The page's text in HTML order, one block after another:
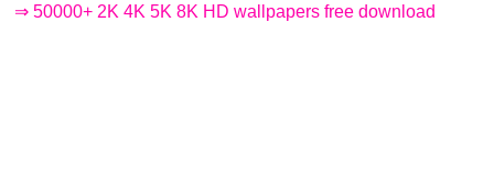
⇒ 50000+ 2K 4K 5K 8K HD wallpapers free download